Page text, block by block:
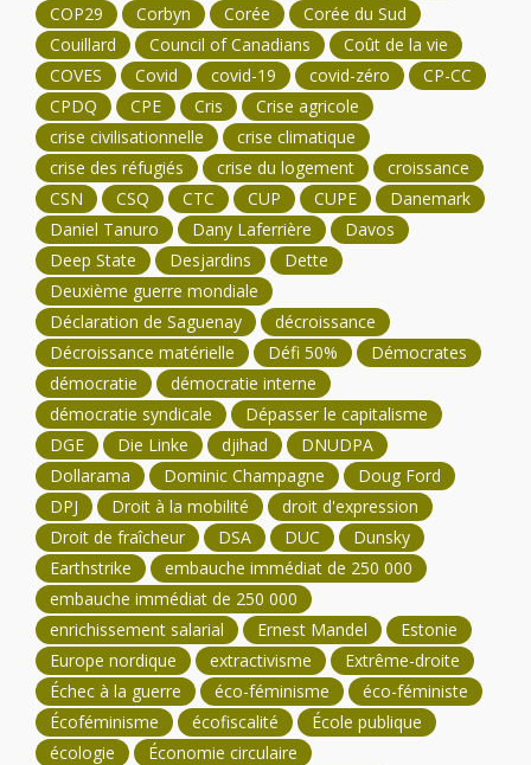
COP29
Corbyn Corée
Corée du Sud
Couillard
Council of Canadians
Coût de la vie
COVES
Covid covid-19 covid-zéro
CP-CC
CPDQ
CPE Cris
Crise agricole
crise civilisationnelle
crise climatique
crise des réfugiés
crise du logement
croissance
CSN
CSQ CTC CUP CUPE
Danemark
Daniel Tanuro
Dany Laferrière
Davos
Deep State
Desjardins
Dette
Deuxième guerre mondiale
Déclaration de Saguenay
décroissance
Décroissance matérielle
Défi 50%
Démocrates
démocratie
démocratie interne
démocratie syndicale
Dépasser le capitalisme
DGE
Die Linke djihad
DNUDPA
Dollarama
Dominic Champagne
Doug Ford
DPJ
Droit à la mobilité
droit d'expression
Droit de fraîcheur
DSA DUC
Dunsky
Earthstrike
embauche immédiat de 250 000
embauche immédiat de 250 000
enrichissement salarial
Ernest Mandel
Estonie
Europe nordique
extractivisme
Extrême-droite
Échec à la guerre
éco-féminisme
éco-féministe
Écoféminisme
écofiscalité
École publique
écologie
Économie circulaire